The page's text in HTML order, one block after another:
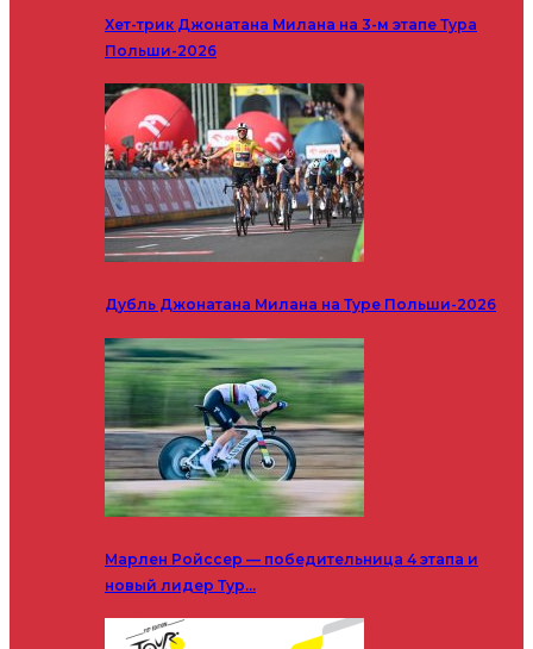
Хет-трик Джонатана Милана на 3-м этапе Тура
Польши-2026
Дубль Джонатана Милана на Туре Польши-2026
Марлен Ройссер — победительница 4 этапа и
новый лидер Тур…